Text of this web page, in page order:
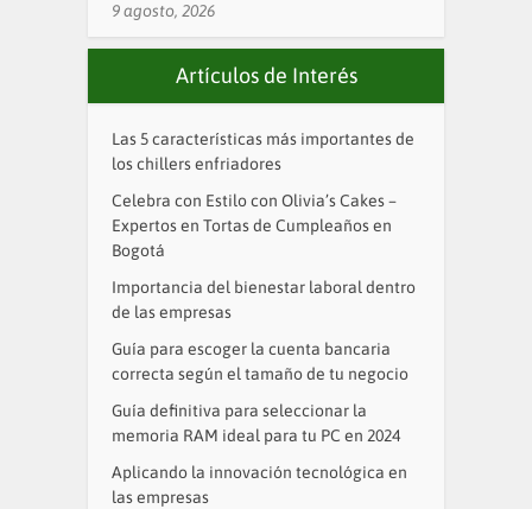
9 agosto, 2026
Artículos de Interés
Las 5 características más importantes de
los chillers enfriadores
Celebra con Estilo con Olivia’s Cakes –
Expertos en Tortas de Cumpleaños en
Bogotá
Importancia del bienestar laboral dentro
de las empresas
Guía para escoger la cuenta bancaria
correcta según el tamaño de tu negocio
Guía definitiva para seleccionar la
memoria RAM ideal para tu PC en 2024
Aplicando la innovación tecnológica en
las empresas